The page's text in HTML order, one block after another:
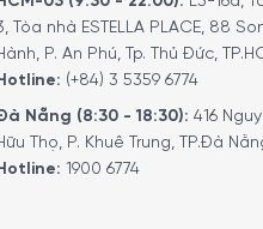
thành, giúp rượu vang
tinh chế hương thơm tinh
hương vị thưởng thức
Tòa nhà ESTELLA PLACE, 88
P. An Phú, Tp. Thủ Đức,
(+84) 3 5359 6774
Nẵng (8:30 - 18:30): 416
Thọ, P. Khuê Trung, TP.Đà
1900 6774